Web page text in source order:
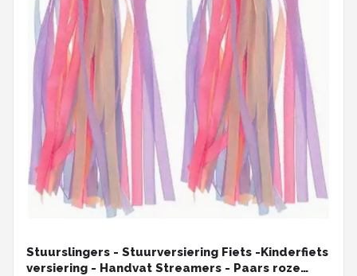
Stuurslingers - Stuurversiering Fiets -Kinderfiets
versiering - Handvat Streamers - Paars roze